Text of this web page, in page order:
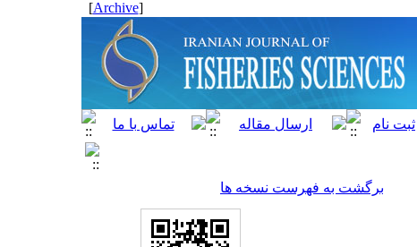
[
Archive
]
برگشت به فهرست نسخه ها